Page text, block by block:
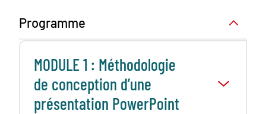
Programme
MODULE 1 : Méthodologie
de conception d’une
présentation PowerPoint